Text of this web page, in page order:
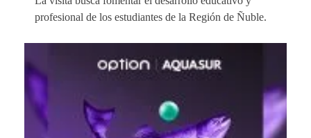
profesional de los estudiantes de la Región de Ñuble.